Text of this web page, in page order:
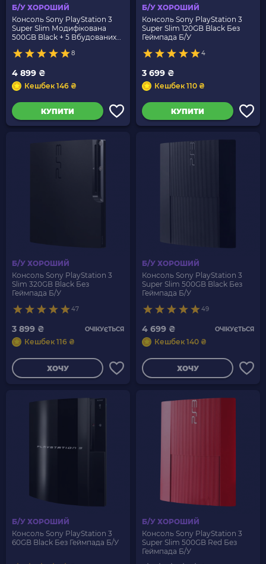
Б/У ХОРОШИЙ
Консоль Sony PlayStation 3
Super Slim Модифікована
500GB Black + 5 Вбудованих
8
4 899 ₴
Кешбек 146 ₴
КУПИТИ
Б/У ХОРОШИЙ
Консоль Sony PlayStation 3
Super Slim 120GB Black Без
Геймпада Б/У
4
3 699 ₴
Кешбек 110 ₴
КУПИТИ
Б/У ХОРОШИЙ
Консоль Sony PlayStation 3
Slim 320GB Black Без
Геймпада Б/У
47
3 899 ₴ ОЧІКУЄТЬСЯ
Кешбек 116 ₴
ХОЧУ
Б/У ХОРОШИЙ
Консоль Sony PlayStation 3
Super Slim 500GB Black Без
Геймпада Б/У
49
4 699 ₴ ОЧІКУЄТЬСЯ
Кешбек 140 ₴
ХОЧУ
Б/У ХОРОШИЙ
Консоль Sony PlayStation 3
60GB Black Без Геймпада Б/У
Б/У ХОРОШИЙ
Консоль Sony PlayStation 3
Super Slim 500GB Red Без
Геймпада Б/У